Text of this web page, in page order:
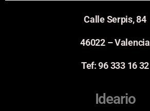
Calle Serpis, 84
46022 – Valencia
Tef: 96 333 16 32
Ideario